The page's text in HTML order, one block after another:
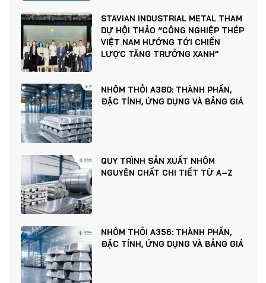
STAVIAN INDUSTRIAL METAL THAM
DỰ HỘI THẢO “CÔNG NGHIỆP THÉP
VIỆT NAM HƯỚNG TỚI CHIẾN
LƯỢC TĂNG TRƯỞNG XANH”
NHÔM THỎI A380: THÀNH PHẦN,
ĐẶC TÍNH, ỨNG DỤNG VÀ BẢNG GIÁ
QUY TRÌNH SẢN XUẤT NHÔM
NGUYÊN CHẤT CHI TIẾT TỪ A–Z
NHÔM THỎI A356: THÀNH PHẦN,
ĐẶC TÍNH, ỨNG DỤNG VÀ BẢNG GIÁ